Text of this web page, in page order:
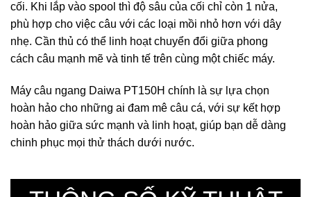
cối. Khi lắp vào spool thì độ sâu của cối chỉ còn 1 nửa,
phù hợp cho việc câu với các loại mồi nhỏ hơn với dây
nhẹ. Cần thủ có thể linh hoạt chuyển đổi giữa phong
cách câu mạnh mẽ và tinh tế trên cùng một chiếc máy.
Máy câu ngang Daiwa PT150H chính là sự lựa chọn
hoàn hảo cho những ai đam mê câu cá, với sự kết hợp
hoàn hảo giữa sức mạnh và linh hoạt, giúp bạn dễ dàng
chinh phục mọi thử thách dưới nước.